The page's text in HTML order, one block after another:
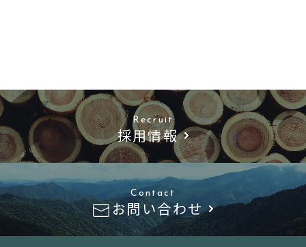
Recruit
採用情報
Contact
お問い合わせ